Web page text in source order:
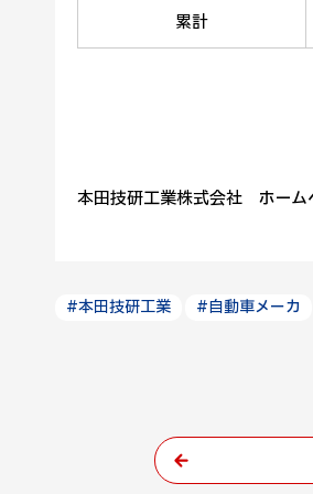
累計
本田技研工業株式会社 ホーム
#本田技研工業 #自動車メーカ